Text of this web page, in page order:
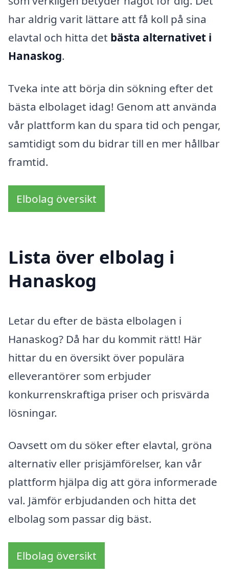
har aldrig varit lättare att få koll på sina
elavtal och hitta det bästa alternativet i
Hanaskog.
Tveka inte att börja din sökning efter det
bästa elbolaget idag! Genom att använda
vår plattform kan du spara tid och pengar,
samtidigt som du bidrar till en mer hållbar
framtid.
Elbolag översikt
Lista över elbolag i
Hanaskog
Letar du efter de bästa elbolagen i
Hanaskog? Då har du kommit rätt! Här
hittar du en översikt över populära
elleverantörer som erbjuder
konkurrenskraftiga priser och prisvärda
lösningar.
Oavsett om du söker efter elavtal, gröna
alternativ eller prisjämförelser, kan vår
plattform hjälpa dig att göra informerade
val. Jämför erbjudanden och hitta det
elbolag som passar dig bäst.
Elbolag översikt